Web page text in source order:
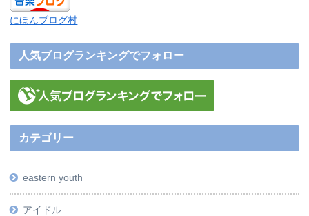
にほんブログ村
人気ブログランキングでフォロー
カテゴリー
eastern youth
アイドル